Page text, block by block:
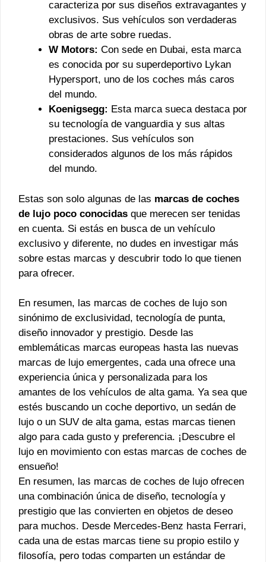
caracteriza por sus diseños extravagantes y
exclusivos. Sus vehículos son verdaderas
obras de arte sobre ruedas.
W Motors: Con sede en Dubai, esta marca
es conocida por su superdeportivo Lykan
Hypersport, uno de los coches más caros
del mundo.
Koenigsegg: Esta marca sueca destaca por
su tecnología de vanguardia y sus altas
prestaciones. Sus vehículos son
considerados algunos de los más rápidos
del mundo.
Estas son solo algunas de las marcas de coches
de lujo poco conocidas que merecen ser tenidas
en cuenta. Si estás en busca de un vehículo
exclusivo y diferente, no dudes en investigar más
sobre estas marcas y descubrir todo lo que tienen
para ofrecer.
En resumen, las marcas de coches de lujo son
sinónimo de exclusividad, tecnología de punta,
diseño innovador y prestigio. Desde las
emblemáticas marcas europeas hasta las nuevas
marcas de lujo emergentes, cada una ofrece una
experiencia única y personalizada para los
amantes de los vehículos de alta gama. Ya sea que
estés buscando un coche deportivo, un sedán de
lujo o un SUV de alta gama, estas marcas tienen
algo para cada gusto y preferencia. ¡Descubre el
lujo en movimiento con estas marcas de coches de
ensueño!
En resumen, las marcas de coches de lujo ofrecen
una combinación única de diseño, tecnología y
prestigio que las convierten en objetos de deseo
para muchos. Desde Mercedes-Benz hasta Ferrari,
cada una de estas marcas tiene su propio estilo y
filosofía, pero todas comparten un estándar de